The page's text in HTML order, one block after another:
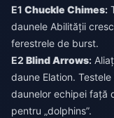
E1 Chuckle Chimes:
daunele Abilității
ferestrele de burst.
E2 Blind Arrows:
daune Elation.
daunelor echipei față
pentru „dolphins”.